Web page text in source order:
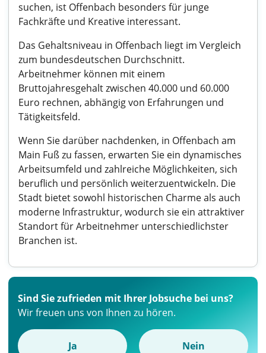
suchen, ist Offenbach besonders für junge
Fachkräfte und Kreative interessant.
Das Gehaltsniveau in Offenbach liegt im Vergleich
zum bundesdeutschen Durchschnitt.
Arbeitnehmer können mit einem
Bruttojahresgehalt zwischen 40.000 und 60.000
Euro rechnen, abhängig von Erfahrungen und
Tätigkeitsfeld.
Wenn Sie darüber nachdenken, in Offenbach am
Main Fuß zu fassen, erwarten Sie ein dynamisches
Arbeitsumfeld und zahlreiche Möglichkeiten, sich
beruflich und persönlich weiterzuentwickeln. Die
Stadt bietet sowohl historischen Charme als auch
moderne Infrastruktur, wodurch sie ein attraktiver
Standort für Arbeitnehmer unterschiedlichster
Branchen ist.
Sind Sie zufrieden mit Ihrer Jobsuche bei uns?
Wir freuen uns von Ihnen zu hören.
Ja Nein